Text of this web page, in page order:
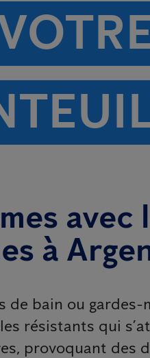
avec
à
de bain ou gardes-
résistants qui
provoquant des